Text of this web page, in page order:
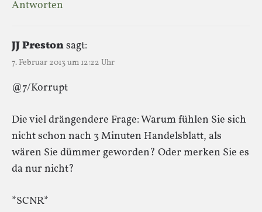
Antworten
JJ Prestonsagt:
7. Februar 2013 um 12:22 Uhr
@7/Korrupt
Die viel drängendere Frage: Warum fühlen Sie sich
nicht schon nach 3 Minuten Handelsblatt, als
wären Sie dümmer geworden? Oder merken Sie es
da nur nicht?
*SCNR*